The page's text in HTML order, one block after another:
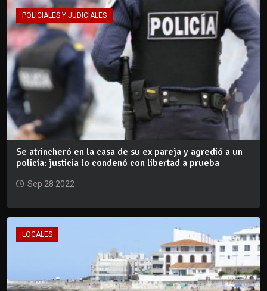
POLICIALES Y JUDICIALES
Se atrincheró en la casa de su ex pareja y agredió a un
policía: justicia lo condenó con libertad a prueba
Sep 28 2022
LOCALES